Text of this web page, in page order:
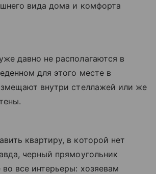
вида дома и комфорта
давно не располагаются в
для этого месте в
внутри стеллажей или же
квартиру, в которой нет
черный прямоугольник
во все интерьеры: хозяевам